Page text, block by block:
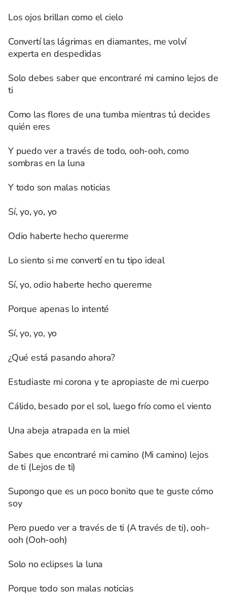
Los ojos brillan como el cielo
Convertí las lágrimas en diamantes, me volví
experta en despedidas
Solo debes saber que encontraré mi camino lejos de
ti
Como las flores de una tumba mientras tú decides
quién eres
Y puedo ver a través de todo, ooh-ooh, como
sombras en la luna
Y todo son malas noticias
Sí, yo, yo, yo
Odio haberte hecho quererme
Lo siento si me convertí en tu tipo ideal
Sí, yo, odio haberte hecho quererme
Porque apenas lo intenté
Sí, yo, yo, yo
¿Qué está pasando ahora?
Estudiaste mi corona y te apropiaste de mi cuerpo
Cálido, besado por el sol, luego frío como el viento
Una abeja atrapada en la miel
Sabes que encontraré mi camino (Mi camino) lejos
de ti (Lejos de ti)
Supongo que es un poco bonito que te guste cómo
soy
Pero puedo ver a través de ti (A través de ti), ooh-
ooh (Ooh-ooh)
Solo no eclipses la luna
Porque todo son malas noticias